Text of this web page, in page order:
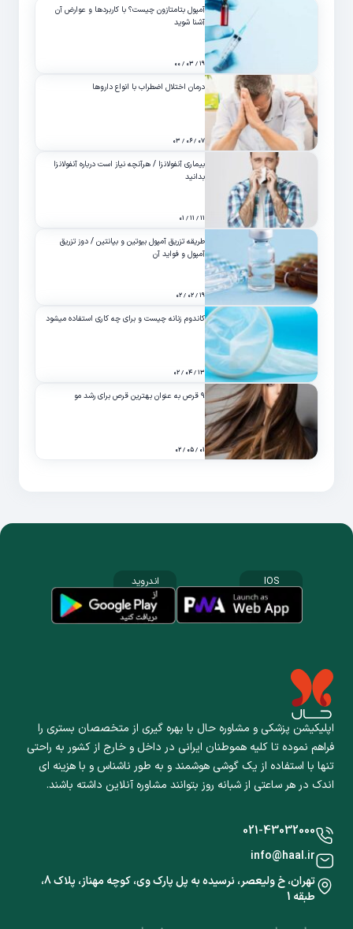
آمپول بتامتازون چیست؟ با کاربردها و عوارض آن
آشنا شوید
۱۹ / ۰۳ / ۰۰
درمان اختلال اضطراب با انواع داروها
۰۷ / ۰۶ / ۰۳
بیماری آنفولانزا / هرآنچه نیاز است درباره آنفولانزا
بدانید
۱۱ / ۱۱ / ۰۱
طریقه تزریق آمپول بیوتین و بپانتین / دوز تزریق
آمپول و فواید آن
۱۹ / ۰۲ / ۰۲
کاندوم زنانه چیست و برای چه کاری استفاده میشود
۱۳ / ۰۴ / ۰۲
۹ قرص به عنوان بهترین قرص برای رشد مو
۰۱ / ۰۵ / ۰۲
اپلیکیشن پزشکی و مشاوره حال با بهره گیری از متخصصان بستری را
فراهم نموده تا کلیه هموطنان ایرانی در داخل و خارج از کشور به راحتی
تنها با استفاده از یک گوشی هوشمند و به طور ناشناس و با هزینه ای
اندک در هر ساعتی از شبانه روز بتوانند مشاوره آنلاین داشته باشند.
IOS اندروید
021-43032000
info@haal.ir
تهران، خ ولیعصر، نرسیده به پل پارک وی، کوچه مهناز، پلاک 8،
طبقه 1